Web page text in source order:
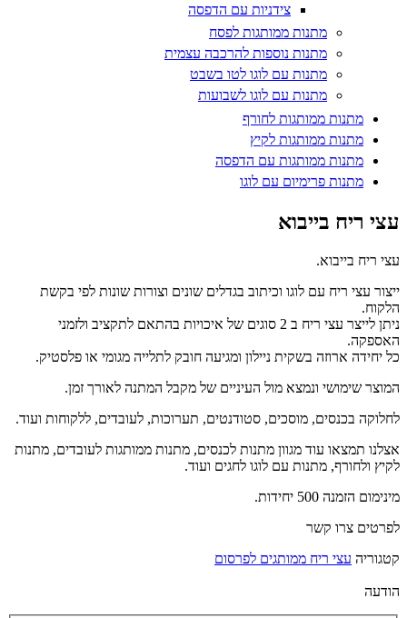
צידניות עם הדפסה
מתנות ממותגות לפסח
מתנות נוספות להרכבה עצמית
מתנות עם לוגו לטו בשבט
מתנות עם לוגו לשבועות
מתנות ממותגות לחורף
מתנות ממותגות לקיץ
מתנות ממותגות עם הדפסה
מתנות פרימיום עם לוגו
עצי ריח בייבוא
עצי ריח בייבוא.
ייצור עצי ריח עם לוגו וכיתוב בגדלים שונים וצורות שונות לפי בקשת
הלקוח.
ניתן לייצר עצי ריח ב 2 סוגים של איכויות בהתאם לתקציב ולזמני
האספקה.
כל יחידה ארוזה בשקית ניילון ומגיעה חובק לתלייה מגומי או פלסטיק.
המוצר שימושי ונמצא מול העיניים של מקבל המתנה לאורך זמן.
לחלוקה בכנסים, מוסכים, סטודנטים, תערוכות, לעובדים, ללקוחות ועוד.
אצלנו תמצאו עוד מגוון מתנות לכנסים, מתנות ממותגות לעובדים, מתנות
לקיץ ולחורף, מתנות עם לוגו לחגים ועוד.
מינימום הזמנה 500 יחידות.
לפרטים צרו קשר
קטגוריה עצי ריח ממותגים לפרסום
הודעה